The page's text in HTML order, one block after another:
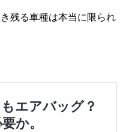
残る車種は本当に限られ